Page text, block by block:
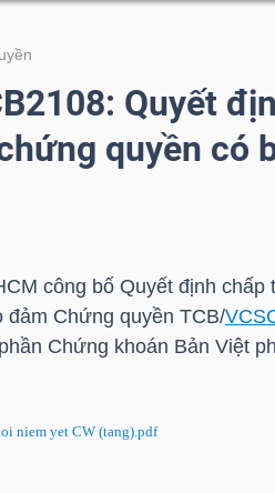
Quyết
quyền có
công bố Quyết định chấp
đảm Chứng quyền TCB/
Chứng khoán Bản Việt
niem yet CW (tang).pdf